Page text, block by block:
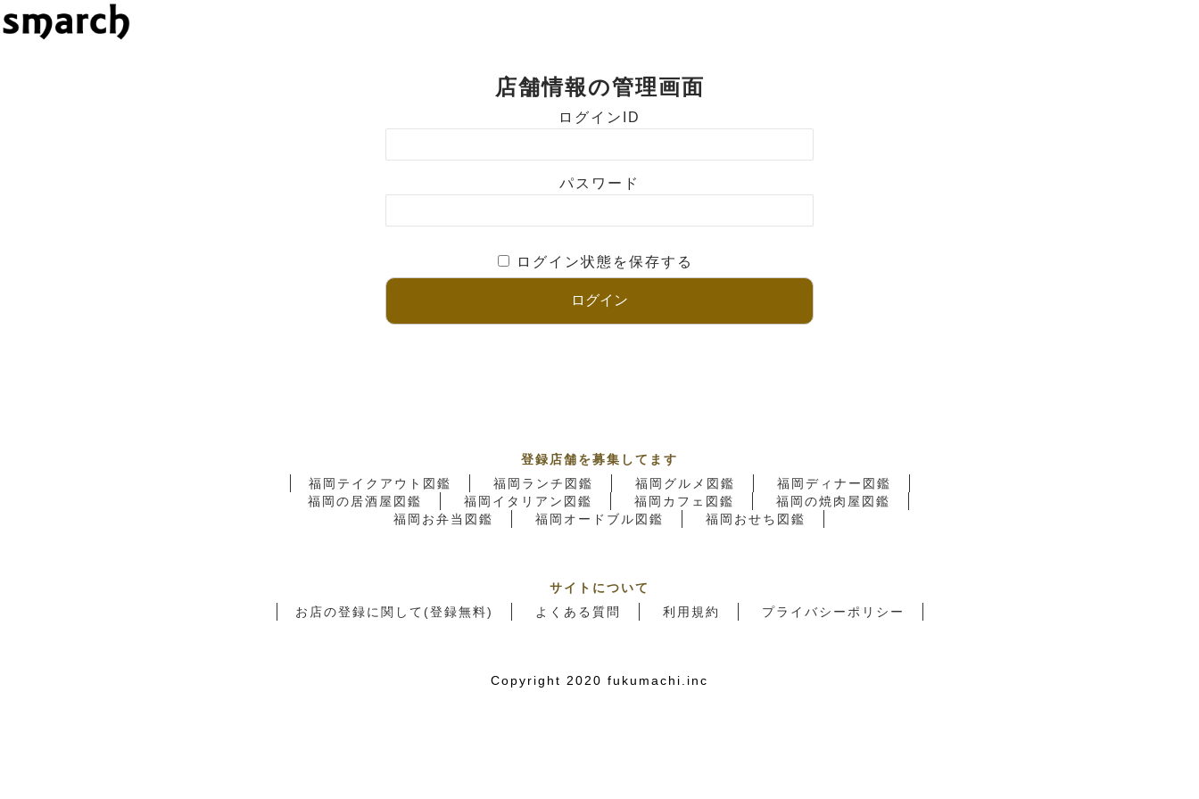
店舗情報の管理画面
ログインID
パスワード
ログイン状態を保存する
登録店舗を募集してます
福岡テイクアウト図鑑
福岡ランチ図鑑 福岡グルメ図鑑
福岡ディナー図鑑
福岡の居酒屋図鑑
福岡イタリアン図鑑 福岡カフェ図鑑
福岡の焼肉屋図鑑
福岡お弁当図鑑
福岡オードブル図鑑 福岡おせち図鑑
サイトについて
お店の登録に関して(登録無料)
よくある質問 利用規約 プライバシーポリシー
Copyright 2020 fukumachi.inc